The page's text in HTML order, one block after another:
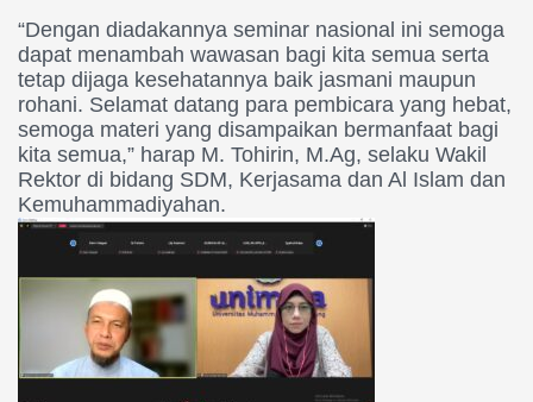
“Dengan diadakannya seminar nasional ini semoga
dapat menambah wawasan bagi kita semua serta
tetap dijaga kesehatannya baik jasmani maupun
rohani. Selamat datang para pembicara yang hebat,
semoga materi yang disampaikan bermanfaat bagi
kita semua,” harap M. Tohirin, M.Ag, selaku Wakil
Rektor di bidang SDM, Kerjasama dan Al Islam dan
Kemuhammadiyahan.